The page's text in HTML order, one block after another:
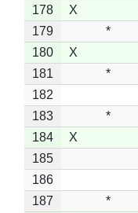
178
X
179
*
180
X
181
*
182
183
*
184
X
185
186
187
*